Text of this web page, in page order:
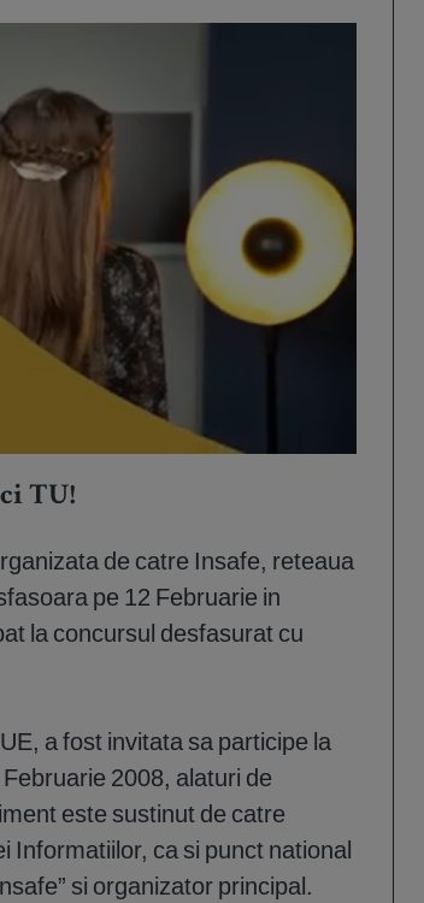
TU!
de catre Insafe, reteaua
pe 12 Februarie in
la concursul desfasurat cu
a fost invitata sa participe la
2008, alaturi de
este sustinut de catre
Informatiilor, ca si punct national
si organizator principal.